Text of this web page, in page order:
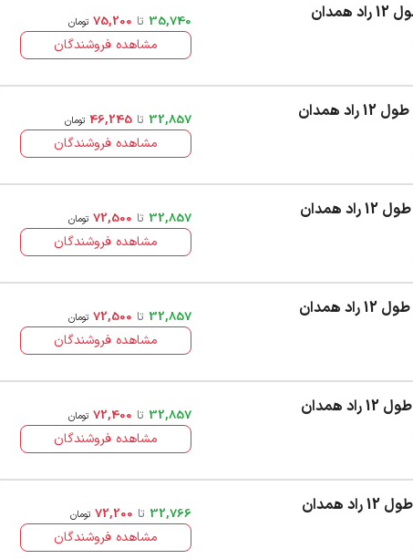
35,740 تا 75,200 تومان
مشاهده فروشندگان
32,857 تا 46,245 تومان
مشاهده فروشندگان
32,857 تا 72,500 تومان
مشاهده فروشندگان
32,857 تا 72,500 تومان
مشاهده فروشندگان
32,857 تا 72,400 تومان
مشاهده فروشندگان
32,766 تا 72,200 تومان
مشاهده فروشندگان